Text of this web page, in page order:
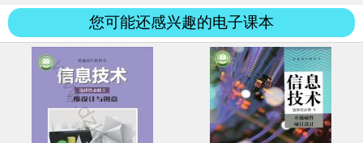
釭...
您可能还感兴趣的电子课本